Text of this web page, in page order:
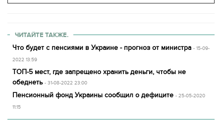
ЧИТАЙТЕ ТАКЖЕ.
Что будет с пенсиями в Украине - прогноз от министра - 15-09-
2022 13:59
ТОП-5 мест, где запрещено хранить деньги, чтобы не
обеднеть - 31-08-2022 23:00
Пенсионный фонд Украины сообщил о дефиците - 25-05-2020
11:15